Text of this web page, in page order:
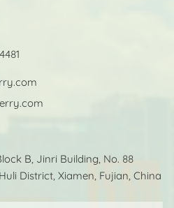
B, Jinri Building, No. 88
District, Xiamen, Fujian, China